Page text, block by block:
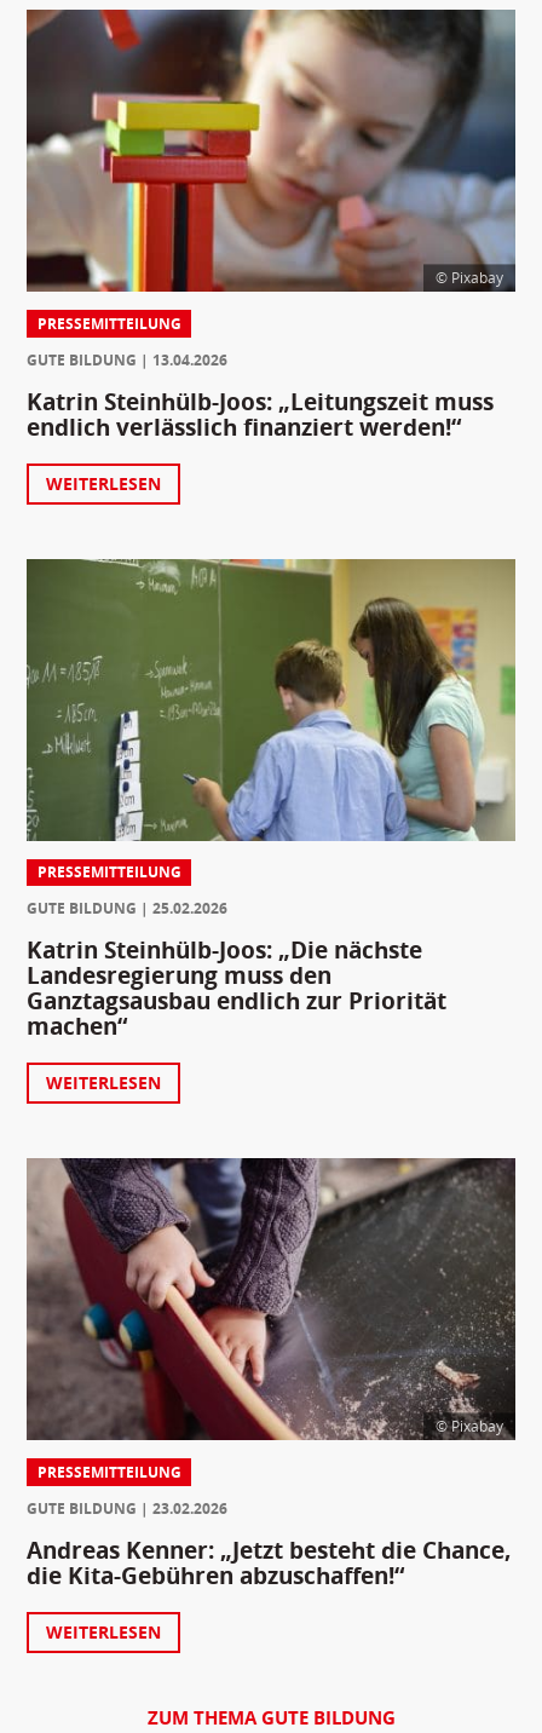
© Pixabay
PRESSEMITTEILUNG
GUTE BILDUNG
13.04.2026
Katrin Steinhülb-Joos: „Leitungszeit muss
endlich verlässlich finanziert werden!“
WEITERLESEN
PRESSEMITTEILUNG
GUTE BILDUNG
25.02.2026
Katrin Steinhülb-Joos: „Die nächste
Landesregierung muss den
Ganztagsausbau endlich zur Priorität
machen“
WEITERLESEN
© Pixabay
PRESSEMITTEILUNG
GUTE BILDUNG
23.02.2026
Andreas Kenner: „Jetzt besteht die Chance,
die Kita-Gebühren abzuschaffen!“
WEITERLESEN
ZUM THEMA GUTE BILDUNG